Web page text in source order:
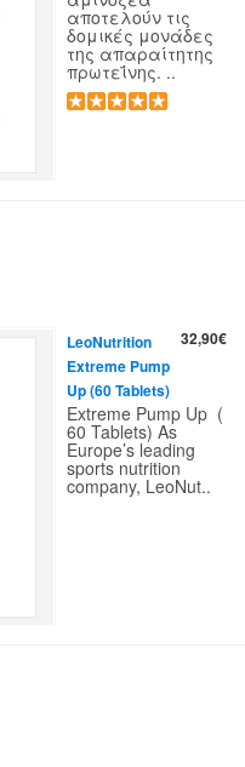
αποτελούν τις
δομικές μονάδες
της απαραίτητης
πρωτεΐνης. ..
32,90€
LeoNutrition
Extreme Pump
Up (60 Tablets)
Extreme Pump Up (
60 Tablets) As
Europe’s leading
sports nutrition
company, LeoNut..